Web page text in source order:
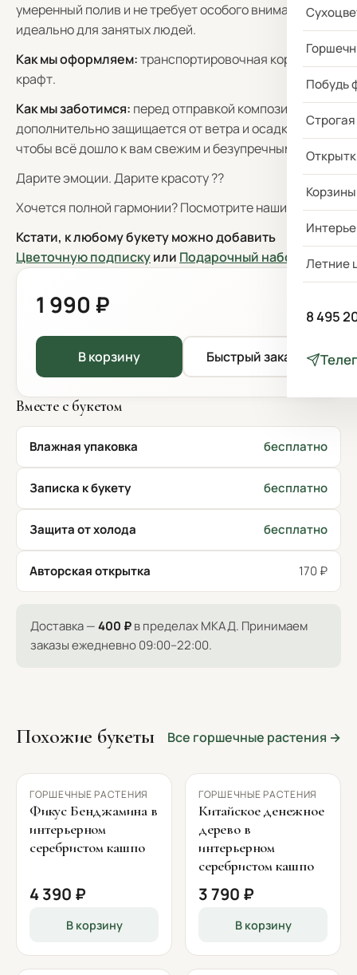
Побудь
Летние
8 495
умеренный полив и не требует особого внимания —
идеально для занятых людей.
Как мы оформляем:транспортировочная коробка +
крафт.
Как мы заботимся: перед отправкой композиция
дополнительно защищается от ветра и осадков —
чтобы всё дошло к вам свежим и безупречным.
Дарите эмоции. Дарите красоту ??
Хочется полной гармонии? Посмотрите наши
вазы.
Кстати, к любому букету можно добавить
Цветочную подпискуили Подарочный набор
1 990 ₽
В корзину Быстрый заказ
Вместе с букетом
Влажная упаковка бесплатно
Записка к букету бесплатно
Защита от холода бесплатно
Авторская открытка 170 ₽
Доставка —400 ₽в пределах МКАД. Принимаем
заказы ежедневно 09:00–22:00.
Похожие букеты Все горшечные растения →
ГОРШЕЧНЫЕ РАСТЕНИЯ
Фикус Бенджамина в
интерьерном
серебристом кашпо
4 390 ₽
В корзину
ГОРШЕЧНЫЕ РАСТЕНИЯ
Китайское денежное
дерево в
интерьерном
серебристом кашпо
3 790 ₽
В корзину